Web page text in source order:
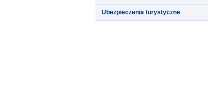
Ubezpieczenia turystyczne